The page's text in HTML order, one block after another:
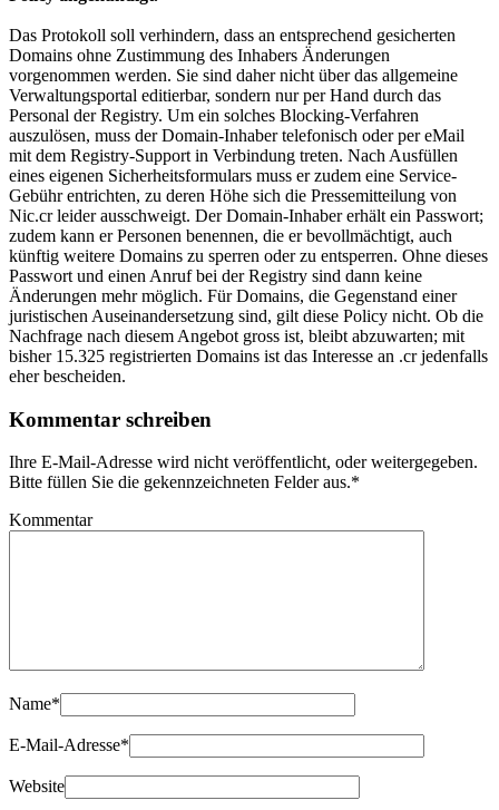
Das Protokoll soll verhindern, dass an entsprechend gesicherten
Domains ohne Zustimmung des Inhabers Änderungen
vorgenommen werden. Sie sind daher nicht über das allgemeine
Verwaltungsportal editierbar, sondern nur per Hand durch das
Personal der Registry. Um ein solches Blocking-Verfahren
auszulösen, muss der Domain-Inhaber telefonisch oder per eMail
mit dem Registry-Support in Verbindung treten. Nach Ausfüllen
eines eigenen Sicherheitsformulars muss er zudem eine Service-
Gebühr entrichten, zu deren Höhe sich die Pressemitteilung von
Nic.cr leider ausschweigt. Der Domain-Inhaber erhält ein Passwort;
zudem kann er Personen benennen, die er bevollmächtigt, auch
künftig weitere Domains zu sperren oder zu entsperren. Ohne dieses
Passwort und einen Anruf bei der Registry sind dann keine
Änderungen mehr möglich. Für Domains, die Gegenstand einer
juristischen Auseinandersetzung sind, gilt diese Policy nicht. Ob die
Nachfrage nach diesem Angebot gross ist, bleibt abzuwarten; mit
bisher 15.325 registrierten Domains ist das Interesse an .cr jedenfalls
eher bescheiden.
Kommentar schreiben
Ihre E-Mail-Adresse wird nicht veröffentlicht, oder weitergegeben.
Bitte füllen Sie die gekennzeichneten Felder aus.*
Kommentar
Name*
E-Mail-Adresse*
Website